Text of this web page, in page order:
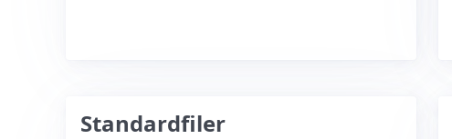
Standardfiler